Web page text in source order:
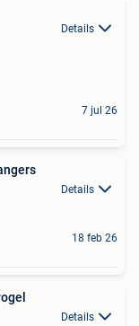
Details
7 jul 26
Details
18 feb 26
Details